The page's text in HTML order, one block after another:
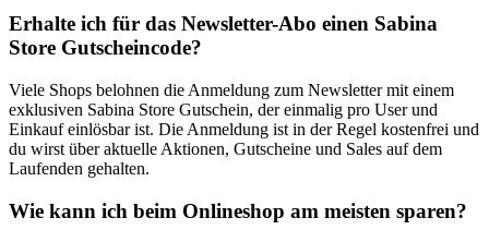
Erhalte ich für das Newsletter-Abo einen Sabina
Store Gutscheincode?
Viele Shops belohnen die Anmeldung zum Newsletter mit einem
exklusiven Sabina Store Gutschein, der einmalig pro User und
Einkauf einlösbar ist. Die Anmeldung ist in der Regel kostenfrei und
du wirst über aktuelle Aktionen, Gutscheine und Sales auf dem
Laufenden gehalten.
Wie kann ich beim Onlineshop am meisten sparen?